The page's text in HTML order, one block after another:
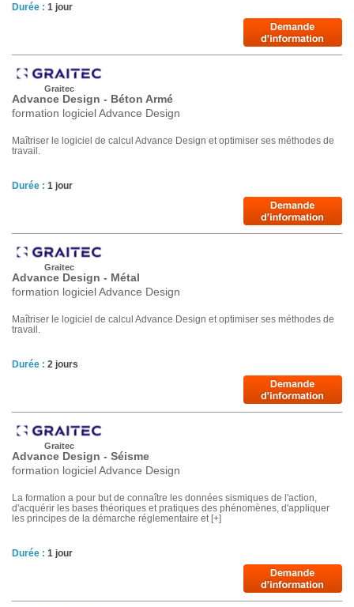
Durée : 1 jour
Graitec
Advance Design - Béton Armé
formation logiciel Advance Design
Maîtriser le logiciel de calcul Advance Design et optimiser ses méthodes de
travail.
Durée : 1 jour
Graitec
Advance Design - Métal
formation logiciel Advance Design
Maîtriser le logiciel de calcul Advance Design et optimiser ses méthodes de
travail.
Durée : 2 jours
Graitec
Advance Design - Séisme
formation logiciel Advance Design
La formation a pour but de connaître les données sismiques de l'action,
d'acquérir les bases théoriques et pratiques des phénomènes, d'appliquer
les principes de la démarche réglementaire et [+]
Durée : 1 jour